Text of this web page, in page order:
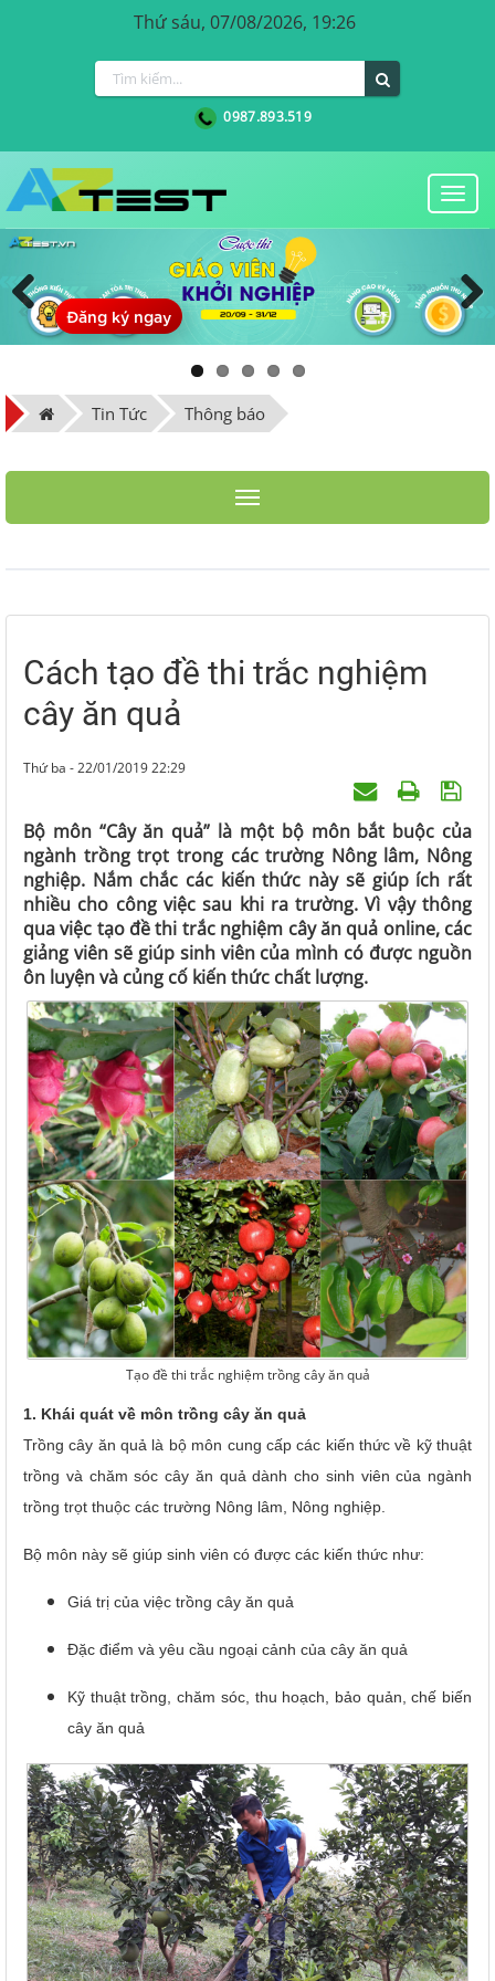
Thứ sáu, 07/08/2026, 19:26
0987.893.519
Đăng ký ngay
Previous Next
Tin Tức Thông báo
Toggle navigation
Cách tạo đề thi trắc nghiệm
cây ăn quả
Thứ ba - 22/01/2019 22:29
Bộ môn “Cây ăn quả” là một bộ môn bắt buộc của
ngành trồng trọt trong các trường Nông lâm, Nông
nghiệp. Nắm chắc các kiến thức này sẽ giúp ích rất
nhiều cho công việc sau khi ra trường. Vì vậy thông
qua việc tạo đề thi trắc nghiệm cây ăn quả online, các
giảng viên sẽ giúp sinh viên của mình có được nguồn
ôn luyện và củng cố kiến thức chất lượng.
Tạo đề thi trắc nghiệm trồng cây ăn quả
1. Khái quát về môn trồng cây ăn quả
Trồng cây ăn quả là bộ môn cung cấp các kiến thức về kỹ thuật
trồng và chăm sóc cây ăn quả dành cho sinh viên của ngành
trồng trọt thuộc các trường Nông lâm, Nông nghiệp.
Bộ môn này sẽ giúp sinh viên có được các kiến thức như:
Giá trị của việc trồng cây ăn quả
Đặc điểm và yêu cầu ngoại cảnh của cây ăn quả
Kỹ thuật trồng, chăm sóc, thu hoạch, bảo quản, chế biến
cây ăn quả